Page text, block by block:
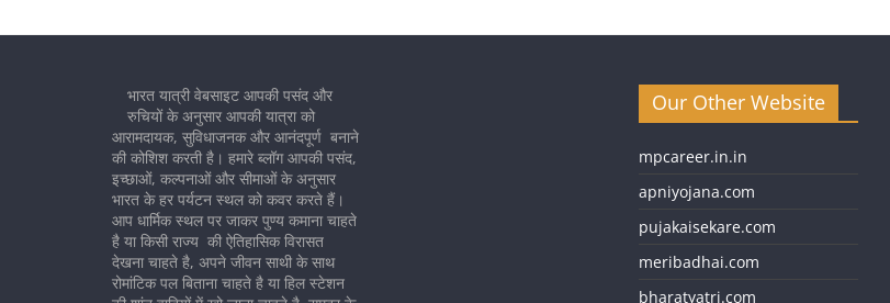
भारत यात्री वेबसाइट आपकी पसंद और
रुचियों के अनुसार आपकी यात्रा को
आरामदायक, सुविधाजनक और आनंदपूर्ण बनाने
की कोशिश करती है। हमारे ब्लॉग आपकी पसंद,
इच्छाओं, कल्पनाओं और सीमाओं के अनुसार
भारत के हर पर्यटन स्थल को कवर करते हैं।
आप धार्मिक स्थल पर जाकर पुण्य कमाना चाहते
है या किसी राज्य की ऐतिहासिक विरासत
देखना चाहते है, अपने जीवन साथी के साथ
रोमांटिक पल बिताना चाहते है या हिल स्टेशन
Our Other Website
mpcareer.in.in
apniyojana.com
pujakaisekare.com
meribadhai.com
bharatyatri.com